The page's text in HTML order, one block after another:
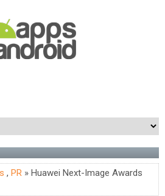
, PR » Huawei Next-Image Awards